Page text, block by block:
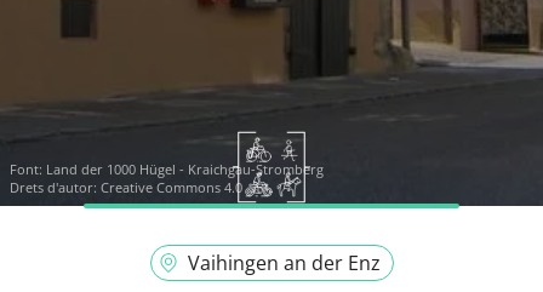
Font: Land der 1000 Hügel - Kraichgau-Stromberg
Drets d'autor: Creative Commons 4.0
Vaihingen an der Enz